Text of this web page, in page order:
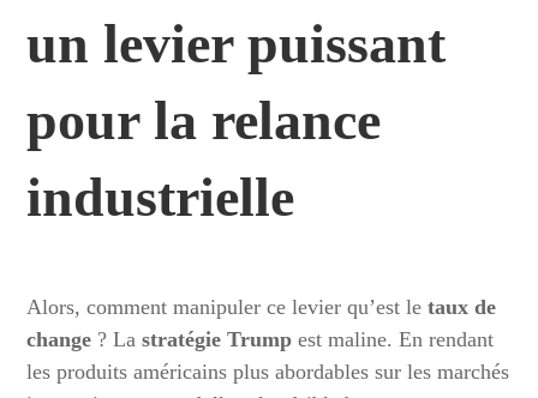
un levier puissant
pour la relance
industrielle
Alors, comment manipuler ce levier qu’est letaux de
change ? Lastratégie Trump est maline. En rendant
les produits américains plus abordables sur les marchés